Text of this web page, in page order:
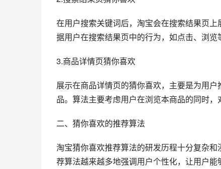
在用户搜索关键词后，淘宝会在搜索结果页
据用户在搜索结果页中的行为，如点击、浏览
3.商品详情页猜你喜欢
展示在商品详情页的猜你喜欢，主要是为用
品。算法主要考虑用户在浏览本商品的同时，
二、猜你喜欢的推荐算法
淘宝猜你喜欢推荐算法的研发历程十分复杂
荐算法越来越多地强调用户个性化，让用户能